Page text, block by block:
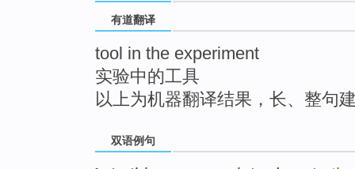
有道翻译
tool in the experiment
实验中的工具
以上为机器翻译结果，长、整句
双语例句